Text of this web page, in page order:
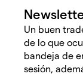
Un buen
de lo que
bandeja de
sesión,